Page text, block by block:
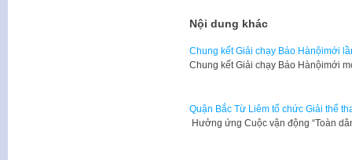
Nội dung khác
Chung kết Giải chạy Báo Hànộimới
Chung kết Giải chạy Báo Hànộimới
Quận Bắc Từ Liêm tổ chức Giải thể
Hưởng ứng Cuộc vận động “Toàn